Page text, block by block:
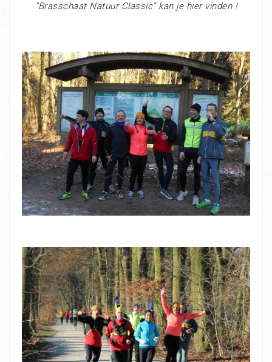
“Brasschaat Natuur Classic” kan je hier vinden !